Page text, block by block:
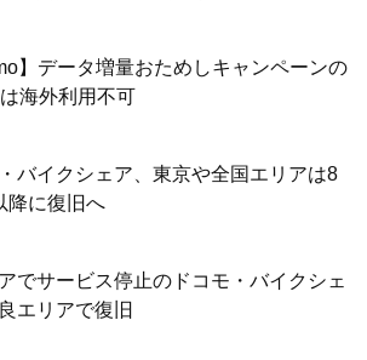
】データ増量おためしキャンペーンの
海外利用不可
バイクシェア、東京や全国エリアは8
降に復旧へ
でサービス停止のドコモ・バイクシェ
エリアで復旧